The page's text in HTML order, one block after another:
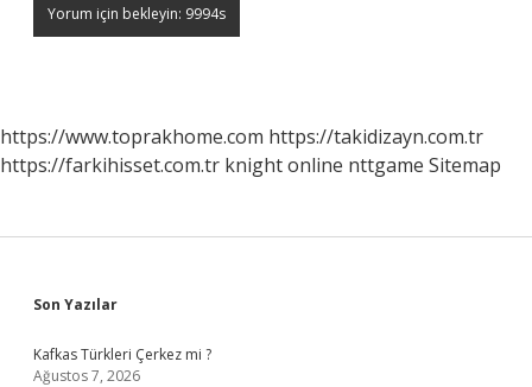
https://www.toprakhome.com https://takidizayn.com.tr
https://farkihisset.com.tr knight online nttgame Sitemap
Sidebar
Son Yazılar
Kafkas Türkleri Çerkez mi ?
Ağustos 7, 2026